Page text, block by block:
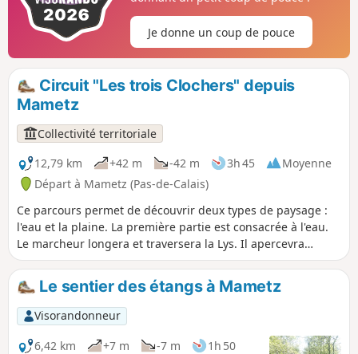
Je donne un coup de pouce
Circuit "Les trois Clochers" depuis
Mametz
Collectivité territoriale
12,79 km
+42 m -42 m 3h 45
Moyenne
Départ à Mametz (Pas-de-Calais)
Ce parcours permet de découvrir deux types de paysage :
l'eau et la plaine. La première partie est consacrée à l'eau.
Le marcheur longera et traversera la Lys. Il apercevra
plusieurs étangs créés par l'activité humaine et le moulin
de Mametz. La deuxième partie, c'est la plaine. En outre, il
passera à proximité de trois églises : l'Église Saint-Vaast à
Mametz, puis l'Église Saint-Honoré à Crecques et l'Église
Saint-Quentin à Marthes. C'est un sentier balisé de la
Communauté d'Agglomération du Pays de Saint-Omer.
Le sentier des étangs à Mametz
Visorandonneur
6,42 km
+7 m -7 m
1h 50